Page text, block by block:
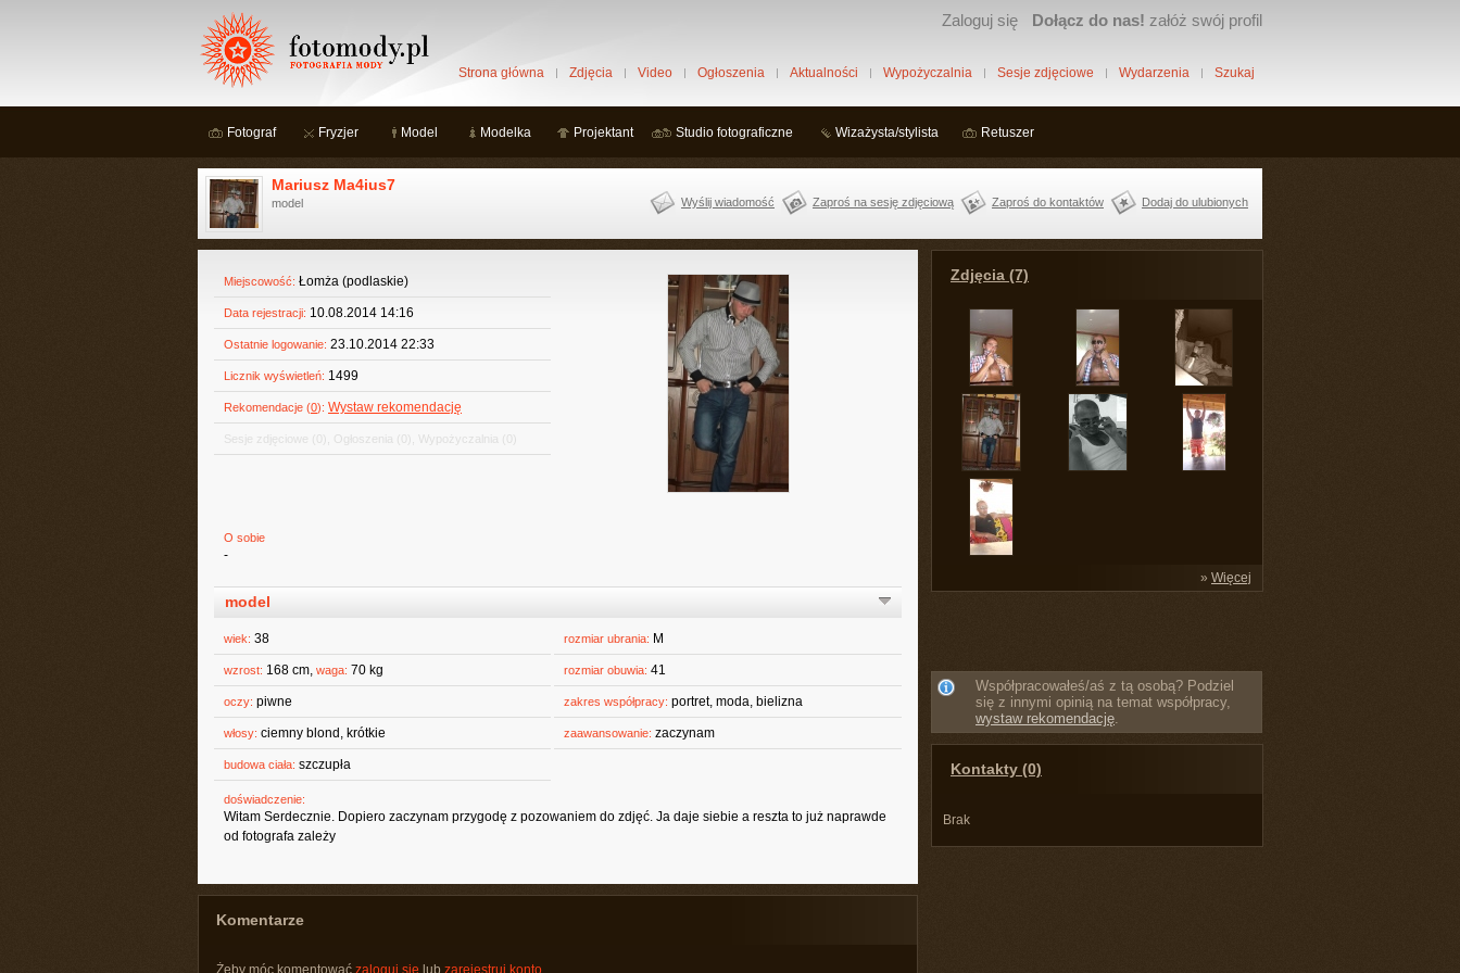
Zaloguj się Dołącz do nas! załóż swój profil
Strona główna Zdjęcia Video Ogłoszenia Aktualności Wypożyczalnia Sesje zdjęciowe Wydarzenia Szukaj
Fotograf Fryzjer Model Modelka Projektant Studio fotograficzne Wizażysta/stylista Retuszer
Mariusz Ma4ius7
model Wyślij wiadomość Zaproś na sesję zdjęciową Zaproś do kontaktów Dodaj do ulubionych
Miejscowość: Łomża (podlaskie)
Data rejestracji: 10.08.2014 14:16
Ostatnie logowanie: 23.10.2014 22:33
Licznik wyświetleń: 1499
Rekomendacje (0): Wystaw rekomendację
Sesje zdjęciowe (0) Ogłoszenia (0) Wypożyczalnia (0)
O sobie
-
model
wiek: 38
wzrost: 168 cm, waga: 70 kg
oczy: piwne
włosy: ciemny blond, krótkie
budowa ciała: szczupła
rozmiar ubrania: M
rozmiar obuwia: 41
zakres współpracy: portret, moda, bielizna
zaawansowanie: zaczynam
doświadczenie:
Witam Serdecznie. Dopiero zaczynam przygodę z pozowaniem do zdjęć. Ja daje siebie a reszta to już naprawde
od fotografa zależy
Komentarze
Żeby móc komentować zaloguj się lub zarejestruj konto
Zdjęcia (7)
» Więcej
Współpracowałeś/aś z tą osobą? Podziel
się z innymi opinią na temat współpracy,
wystaw rekomendację.
Kontakty (0)
Brak